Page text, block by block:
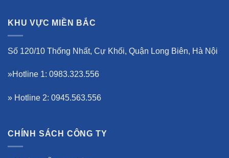
KHU VỰC MIỀN BẮC
Số 120/10 Thống Nhất, Cự Khối, Quận Long Biên, Hà Nội
»Hotline 1: 0983.323.556
» Hotline 2: 0945.563.556
CHÍNH SÁCH CÔNG TY